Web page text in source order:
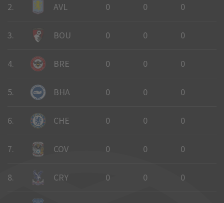
2. AVL 0 0 0
3. BOU 0 0 0
4. BRE 0 0 0
5. BHA 0 0 0
6. CHE 0 0 0
7. COV 0 0 0
8. CRY 0 0 0